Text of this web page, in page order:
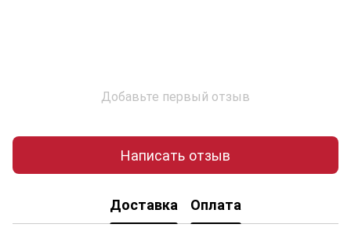
Добавьте первый отзыв
Написать отзыв
Доставка Оплата